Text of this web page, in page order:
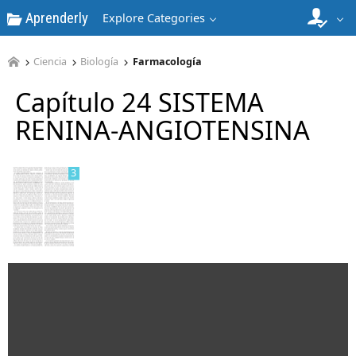
Aprenderly Explore Categories
Ciencia Biología Farmacología
Capítulo 24 SISTEMA
RENINA-ANGIOTENSINA
2
3